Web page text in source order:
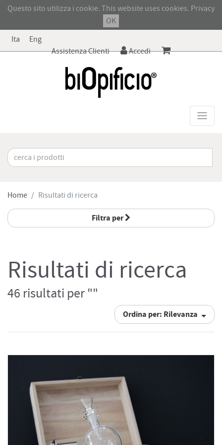
Questo sito utilizza i cookie. This website uses cookies. Privacy
OK
Ita
Eng
Assistenza Clienti
Accedi
Home Risultati di ricerca
Filtra per
Risultati di ricerca
46 risultati per ""
Ordina per: Rilevanza